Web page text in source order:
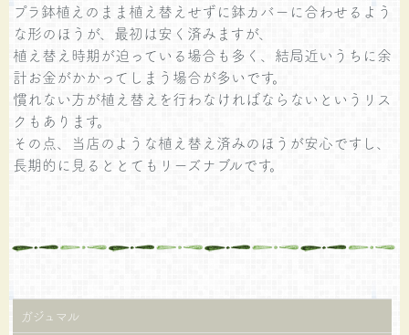
プラ鉢植えのまま植え替えせずに鉢カバーに合わせるよう
な形のほうが、最初は安く済みますが、
植え替え時期が迫っている場合も多く、結局近いうちに余
計お金がかかってしまう場合が多いです。
慣れない方が植え替えを行わなければならないというリス
クもあります。
その点、当店のような植え替え済みのほうが安心ですし、
長期的に見るととてもリーズナブルです。
ガジュマル